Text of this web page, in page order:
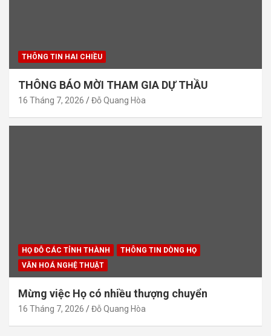
THÔNG TIN HAI CHIỀU
THÔNG BÁO MỜI THAM GIA DỰ THẦU
16 Tháng 7, 2026 Đỗ Quang Hòa
HỌ ĐỖ CÁC TỈNH THÀNH
THÔNG TIN DÒNG HỌ
VĂN HOÁ NGHỆ THUẬT
Mừng việc Họ có nhiều thượng chuyển
16 Tháng 7, 2026 Đỗ Quang Hòa